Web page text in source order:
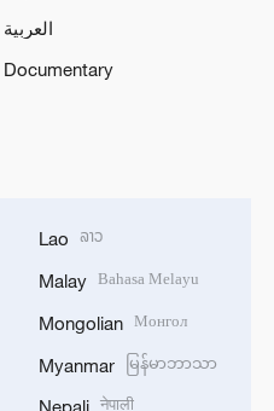
العربية
Documentary
Lao ລາວ
Malay Bahasa Melayu
Mongolian Монгол
Myanmar မြန်မာဘာသာ
Nepali नेपाली